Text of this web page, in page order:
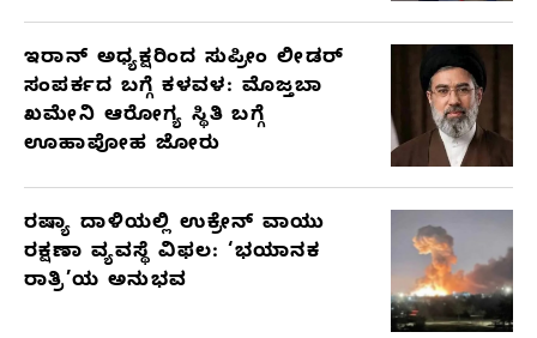
ಇರಾನ್ ಅಧ್ಯಕ್ಷರಿಂದ ಸುಪ್ರೀಂ ಲೀಡರ್
ಸಂಪರ್ಕದ ಬಗ್ಗೆ ಕಳವಳ: ಮೊಜ್ತಬಾ
ಖಮೇನಿ ಆರೋಗ್ಯ ಸ್ಥಿತಿ ಬಗ್ಗೆ
ಊಹಾಪೋಹ ಜೋರು
ರಷ್ಯಾ ದಾಳಿಯಲ್ಲಿ ಉಕ್ರೇನ್ ವಾಯು
ರಕ್ಷಣಾ ವ್ಯವಸ್ಥೆ ವಿಫಲ: ‘ಭಯಾನಕ
ರಾತ್ರಿ’ಯ ಅನುಭವ